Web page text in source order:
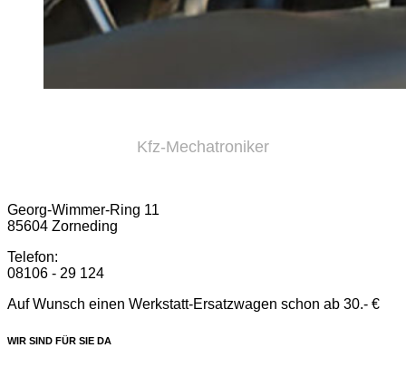
Kfz-Mechatroniker
Georg-Wimmer-Ring 11
85604 Zorneding
Telefon:
08106 - 29 124
Auf Wunsch einen Werkstatt-Ersatzwagen schon ab 30.- €
WIR SIND FÜR SIE DA